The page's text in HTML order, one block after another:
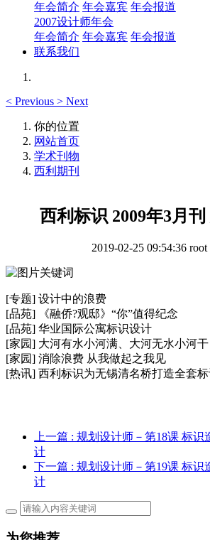
年会简介 年会嘉宾 年会报道
2007设计师年会
年会简介 年会嘉宾 年会报道
联系我们
< Previous > Next
你的位置
网站首页
学术刊物
西利期刊
西利标识 2009年3月刊
2019-02-25 09:54:36 root
[专题] 设计中的浪费
[品苑] 《融侨?观邸》“你”值得纪念
[品苑] 华业国际公寓标识设计
[家园] 大河有水小河满、大河无水小河干
[家园] 消除浪费 从我做起之我见
[热讯] 西利标识为无锡清名桥打造全套
上一篇 : 规划设计师－第18课 标识
计
下一篇 : 规划设计师－第19课 标识
计